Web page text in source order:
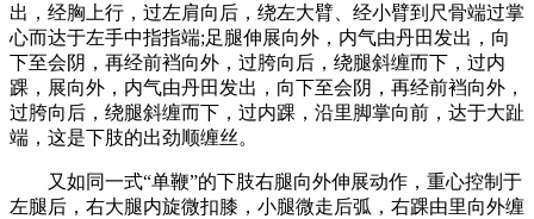
出，经胸上行，过左肩向后，绕左大臂、经小臂到尺骨端过掌
心而达于左手中指指端;足腿伸展向外，内气由丹田发出，向
下至会阴，再经前裆向外，过胯向后，绕腿斜缠而下，过内
踝，展向外，内气由丹田发出，向下至会阴，再经前裆向外，
过胯向后，绕腿斜缠而下，过内踝，沿里脚掌向前，达于大趾
端，这是下肢的出劲顺缠丝。
又如同一式“单鞭”的下肢右腿向外伸展动作，重心控制于
左腿后，右大腿内旋微扣膝，小腿微走后弧，右踝由里向外缠